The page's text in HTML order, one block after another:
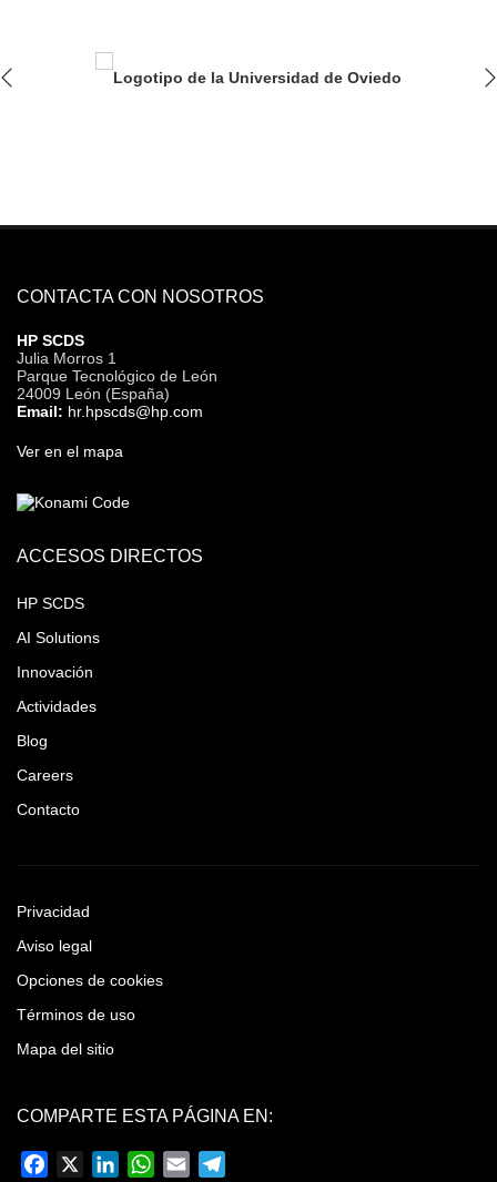
CONTACTA CON NOSOTROS
HP SCDS
Julia Morros 1
Parque Tecnológico de León
24009 León (España)
Email: hr.hpscds@hp.com
Ver en el mapa
ACCESOS DIRECTOS
HP SCDS
AI Solutions
Innovación
Actividades
Blog
Careers
Contacto
Privacidad
Aviso legal
Opciones de cookies
Términos de uso
Mapa del sitio
COMPARTE ESTA PÁGINA EN:
Facebook LinkedInWhatsApp
Email